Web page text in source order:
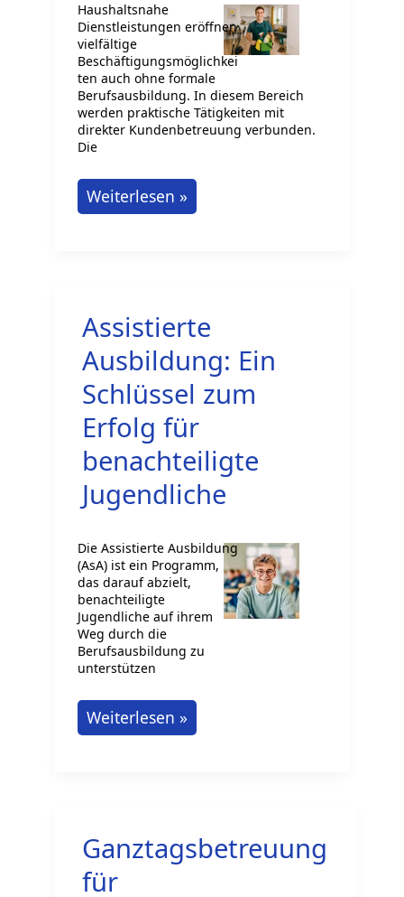
Haushaltsnahe
Dienstleistungen eröffnen
vielfältige
Beschäftigungsmöglichkei
ten auch ohne formale
Berufsausbildung. In diesem Bereich
werden praktische Tätigkeiten mit
direkter Kundenbetreuung verbunden.
Die
Haushaltsnahe
Dienstleistungen:
Weiterlesen »
Assistierte
Ausbildung: Ein
Schlüssel zum
Erfolg für
benachteiligte
Jugendliche
Die Assistierte Ausbildung
(AsA) ist ein Programm,
das darauf abzielt,
benachteiligte
Jugendliche auf ihrem
Weg durch die
Berufsausbildung zu
unterstützen
Assistierte
Ausbildung:
Erfolg
für
Weiterlesen »
Ganztagsbetreuung
für